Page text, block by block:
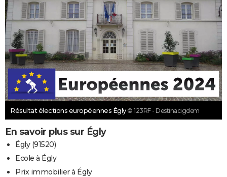
Résultat élections européennes Égly © 123RF - Destinacigdem
En savoir plus sur Égly
Égly (91520)
Ecole à Égly
Prix immobilier à Égly